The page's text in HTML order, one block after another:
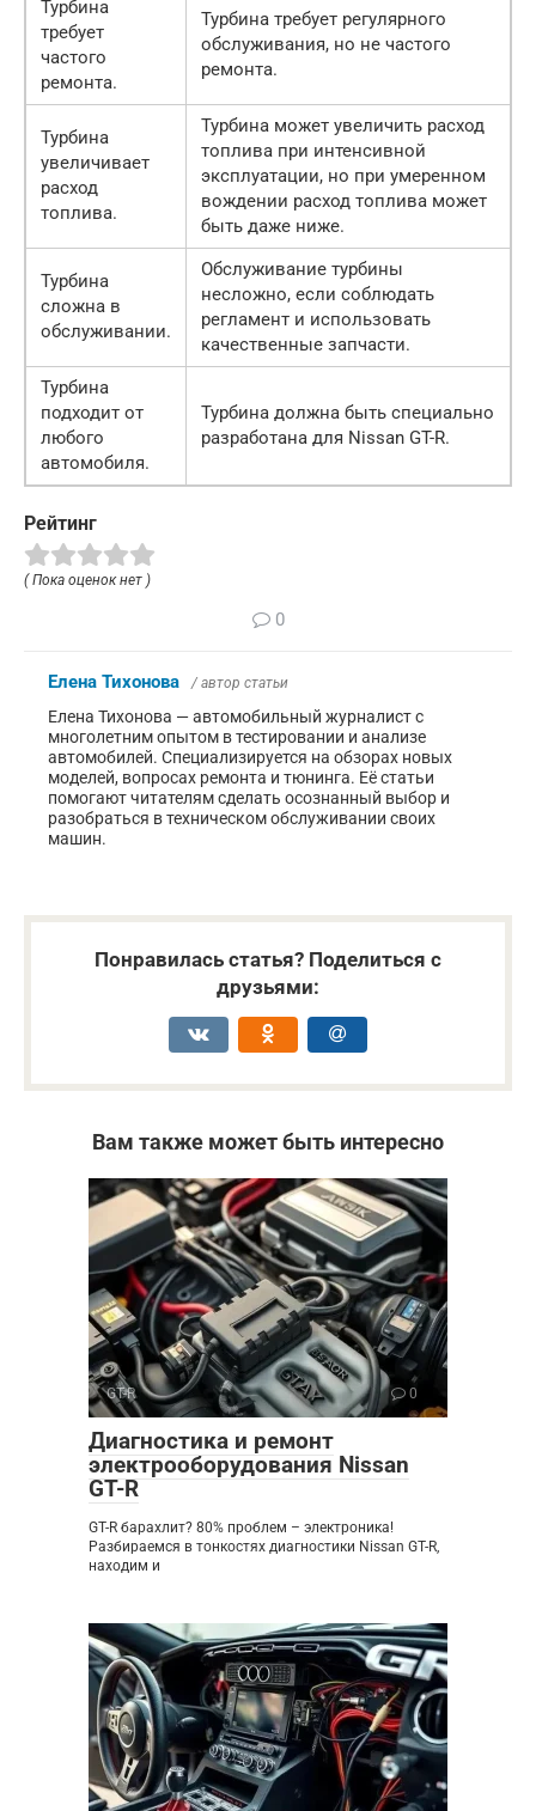
Турбина
требует
частого
ремонта.
Турбина требует регулярного
обслуживания, но не частого
ремонта.
Турбина
увеличивает
расход
топлива.
Турбина может увеличить расход
топлива при интенсивной
эксплуатации, но при умеренном
вождении расход топлива может
быть даже ниже.
Турбина
сложна в
обслуживании.
Обслуживание турбины
несложно, если соблюдать
регламент и использовать
качественные запчасти.
Турбина
подходит от
любого
автомобиля.
Турбина должна быть специально
разработана для Nissan GT-R.
Рейтинг
( Пока оценок нет )
0
Елена Тихонова / автор статьи
Елена Тихонова — автомобильный журналист с
многолетним опытом в тестировании и анализе
автомобилей. Специализируется на обзорах новых
моделей, вопросах ремонта и тюнинга. Её статьи
помогают читателям сделать осознанный выбор и
разобраться в техническом обслуживании своих
машин.
Понравилась статья? Поделиться с
друзьями:
Вам также может быть интересно
GT-R 0
Диагностика и ремонт
электрооборудования Nissan
GT-R
GT-R барахлит? 80% проблем – электроника!
Разбираемся в тонкостях диагностики Nissan GT-R,
находим и